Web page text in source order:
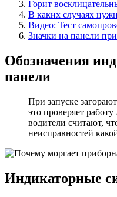
Горит
В каких случаях
Видео: Тест
Значки на панели
Обозначения
панели
При запуске
это проверяет
водители считают,
неисправностей
Индикаторные